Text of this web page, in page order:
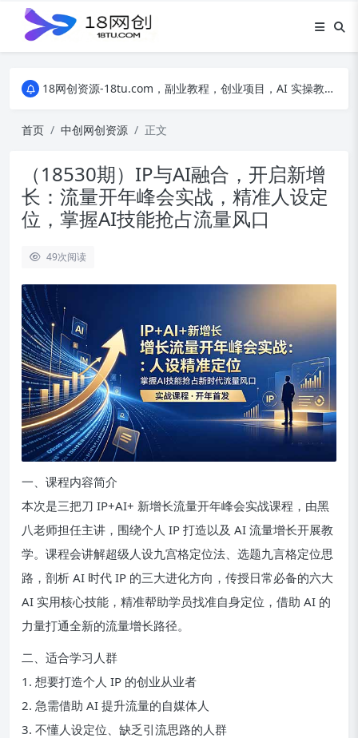
18网创资源-18tu.com，副业教程，创业项目，AI 实操教程，自媒体运营，电商干货，精品网盘资源，线上副业技巧，短视频创作教程
首页
中创网创资源 正文
（18530期）IP与AI融合，开启新增
长：流量开年峰会实战，精准人设定
位，掌握AI技能抢占流量风口
49次阅读
一、课程内容简介
本次是三把刀 IP+AI+ 新增长流量开年峰会实战课程，由黑
八老师担任主讲，围绕个人 IP 打造以及 AI 流量增长开展教
学。课程会讲解超级人设九宫格定位法、选题九言格定位思
路，剖析 AI 时代 IP 的三大进化方向，传授日常必备的六大
AI 实用核心技能，精准帮助学员找准自身定位，借助 AI 的
力量打通全新的流量增长路径。
二、适合学习人群
1. 想要打造个人 IP 的创业从业者
2. 急需借助 AI 提升流量的自媒体人
3. 不懂人设定位、缺乏引流思路的人群